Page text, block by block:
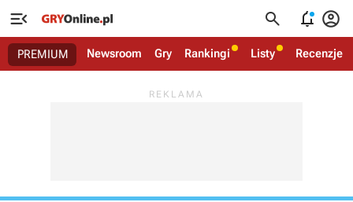
   
PREMIUM Newsroom Gry Rankingi Listy Recenzje